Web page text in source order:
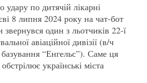
удару по дитячій лікарні
8 липня 2024 року на чат-бот
один з льотчиків 22-ї
авіаційної дивізії (в/ч
“Енгельс”). Саме ця
українські міста